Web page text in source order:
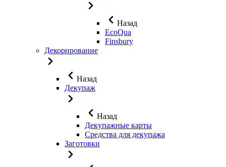
Назад
EcoQua
Finsbury
Декорирование
Назад
Декупаж
Назад
Декупажные карты
Средства для декупажа
Заготовки